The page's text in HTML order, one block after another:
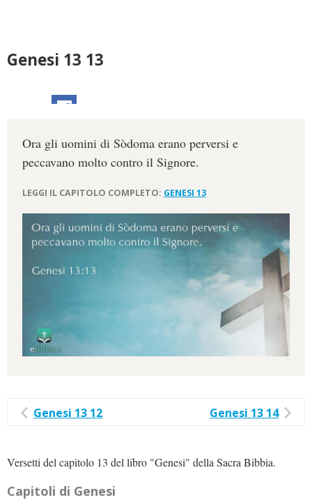
Genesi 13 13
Ora gli uomini di Sòdoma erano perversi e
peccavano molto contro il Signore.
LEGGI IL CAPITOLO COMPLETO: GENESI 13
Genesi 13 12 Genesi 13 14
Versetti del capitolo 13 del libro "Genesi" della Sacra Bibbia.
Capitoli di Genesi